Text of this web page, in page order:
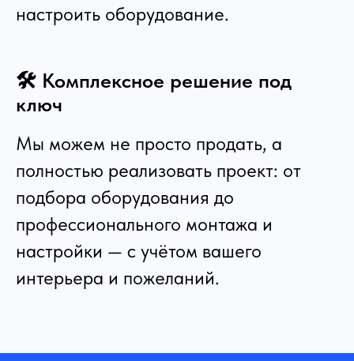
настроить оборудование.
🛠️ Комплексное решение под
ключ
Мы можем не просто продать, а
полностью реализовать проект: от
подбора оборудования до
профессионального монтажа и
настройки — с учётом вашего
интерьера и пожеланий.